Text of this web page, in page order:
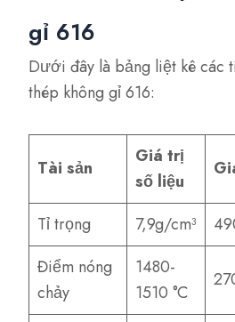
gỉ 616
Dưới đây là bảng liệt kê các
thép không gỉ 616:
Tài sản
Giá trị
số liệu
Tỉ trọng 7,9g/cm³
Điểm nóng
chảy
1480-
1510 °C